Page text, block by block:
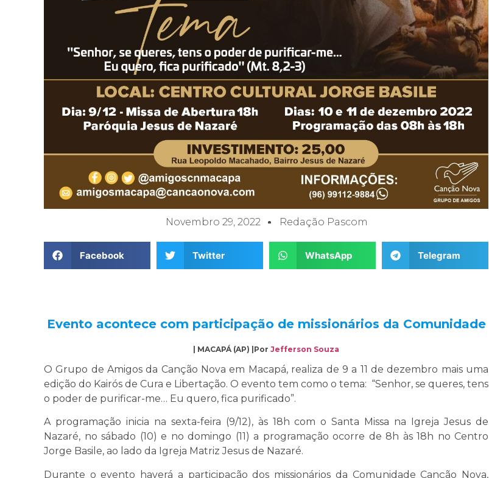
Novembro 29, 2022 Redação Pascom
Facebook Twitter WhatsApp Telegram
Evento acontece com participação de missionários da Comunidade
| MACAPÁ (AP) |Por Jefferson Souza
O Grupo de Amigos da Canção Nova em Macapá, realiza de 9 a 11 de dezembro mais uma
edição do Kairós de Cura e Libertação. O evento tem como o tema: “Senhor, se queres, tens
o poder de purificar-me… Eu quero, fica purificado”.
A programação inicia na sexta-feira (9/12), às 18h com o Santa Missa na Igreja Jesus de
Nazaré, no sábado (10) e no domingo (11) a programação ocorre de 8h às 18h no Centro
Jorge Basile, ao lado da Igreja Matriz Jesus de Nazaré.
Durante o evento haverá a participação dos missionários da Comunidade Canção Nova,